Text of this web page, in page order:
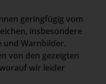
geringfügig vom
insbesondere
und Warnbilder.
von den gezeigten
wir leider